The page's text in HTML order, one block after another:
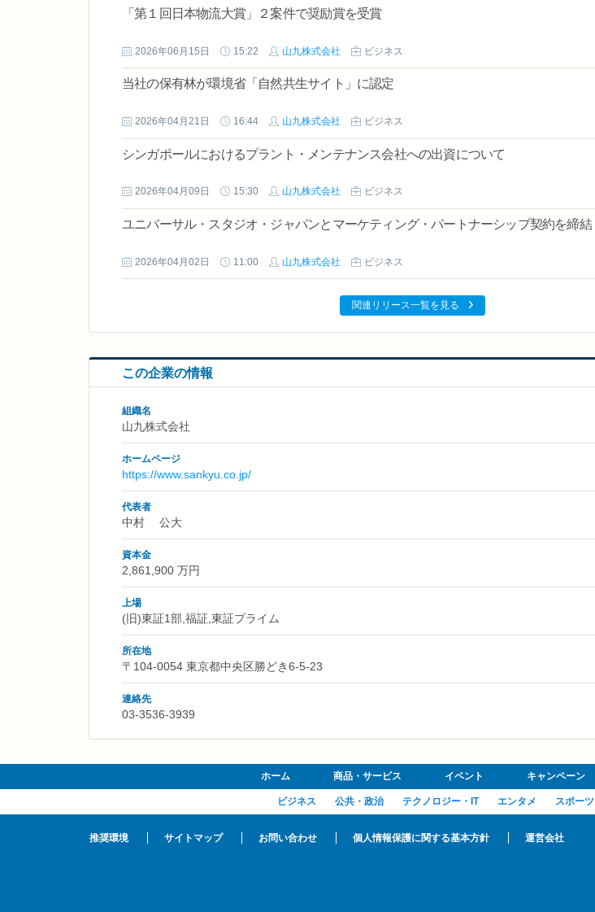
「第１回日本物流大賞」２案件で奨励賞を受賞
2026年06月15日 15:22 山九株式会社 ビジネス
当社の保有林が環境省「自然共生サイト」に認定
2026年04月21日 16:44 山九株式会社 ビジネス
シンガポールにおけるプラント・メンテナンス会社への出資について
2026年04月09日 15:30 山九株式会社 ビジネス
ユニバーサル・スタジオ・ジャパンとマーケティング・パートナーシップ契約を締結
2026年04月02日 11:00 山九株式会社 ビジネス
関連リリース一覧を見る
この企業の情報
組織名
山九株式会社
ホームページ
https://www.sankyu.co.jp/
代表者
中村 公大
資本金
2,861,900 万円
上場
(旧)東証1部,福証,東証プライム
所在地
〒104-0054 東京都中央区勝どき6-5-23
連絡先
03-3536-3939
ホーム 商品・サービス イベント キャンペーン
ビジネス 公共・政治 テクノロジー・IT エンタメ スポーツ
推奨環境 サイトマップ お問い合わせ 個人情報保護に関する基本方針 運営会社